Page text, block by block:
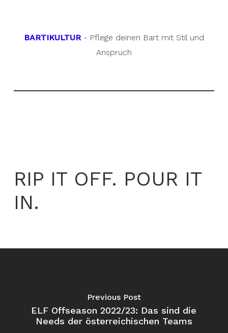
BARTIKULTUR- Pflege deinen Bart mit Stil und
Anspruch
RIP IT OFF. POUR IT
IN.
Previous Post
ELF Offseason 2022/23: Das sind die
Needs der österreichischen Teams